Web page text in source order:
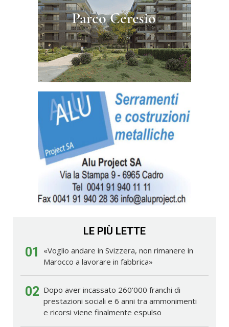
LE PIÙ LETTE
01
«Voglio andare in Svizzera, non rimanere in
Marocco a lavorare in fabbrica»
02 Dopo aver incassato 260'000 franchi di
prestazioni sociali e 6 anni tra ammonimenti
e ricorsi viene finalmente espulso